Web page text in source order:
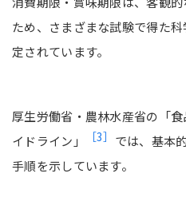
ため、さまざまな試験で得た
定されています。
厚生労働省・農林水産省の「
イドライン」
［3］ では、基本
手順を示しています。